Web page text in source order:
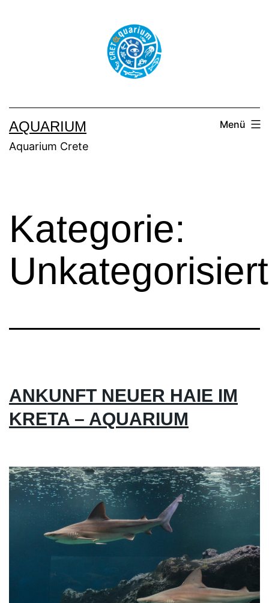
AQUARIUM
Aquarium Crete
Menü
Kategorie:
Unkategorisiert
ANKUNFT NEUER HAIE IM
KRETA – AQUARIUM